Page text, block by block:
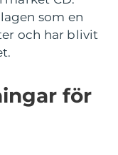
som en
och har blivit
för